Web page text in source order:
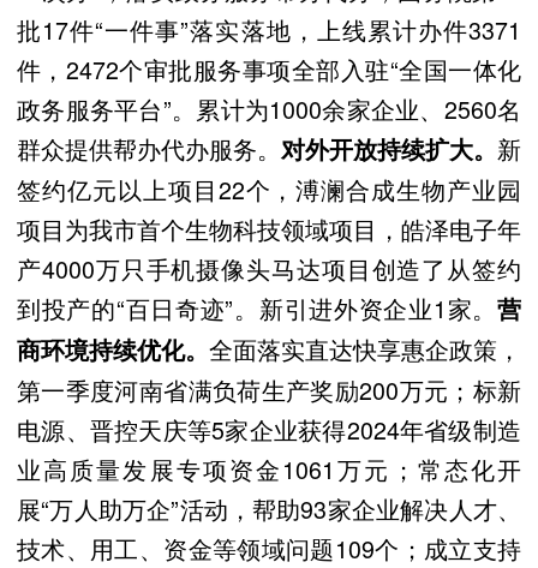
批17件“一件事”落实落地，上线累计办件3371
件，2472个审批服务事项全部入驻“全国一体化
政务服务平台”。累计为1000余家企业、2560名
群众提供帮办代办服务。 对外开放持续扩大。 新
签约亿元以上项目22个，溥澜合成生物产业园
项目为我市首个生物科技领域项目，皓泽电子年
产4000万只手机摄像头马达项目创造了从签约
到投产的“百日奇迹”。新引进外资企业1家。 营
商环境持续优化。 全面落实直达快享惠企政策，
第一季度河南省满负荷生产奖励200万元；标新
电源、晋控天庆等5家企业获得2024年省级制造
业高质量发展专项资金1061万元；常态化开
展“万人助万企”活动，帮助93家企业解决人才、
技术、用工、资金等领域问题109个；成立支持